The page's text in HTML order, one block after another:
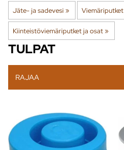
Jäte- ja sadevesi ‪» Viemäriputket
Kiinteistöviemäriputket ja osat‪»
TULPAT
RAJAA